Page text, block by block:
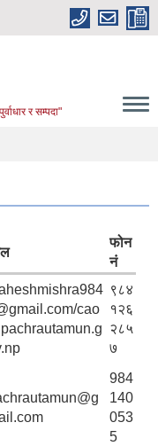
र सम्पदा"
फोन
नं
cao
९८४
१२६
२८५
७
984
140
053
5